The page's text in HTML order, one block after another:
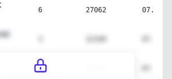
6 27062
1